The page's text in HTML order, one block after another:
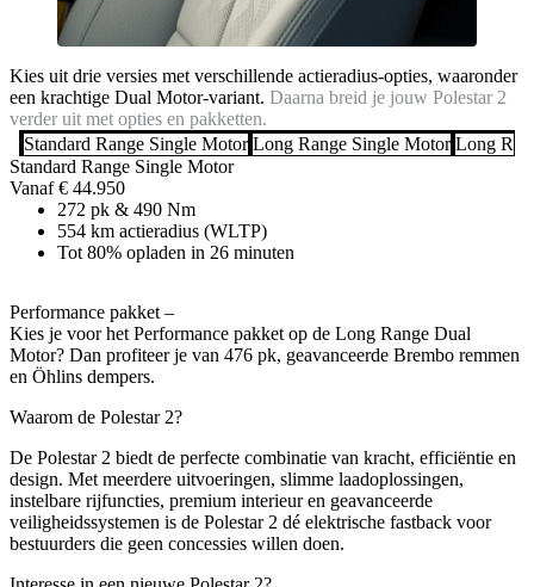
Kies uit drie versies met verschillende actieradius-opties, waaronder
een krachtige Dual Motor-variant. Daarna breid je jouw Polestar 2
verder uit met opties en pakketten.
Standard Range Single Motor Long Range Single Motor Long
Standard Range Single Motor
Vanaf € 44.950
272 pk & 490 Nm
554 km actieradius (WLTP)
Tot 80% opladen in 26 minuten
Performance pakket –
Kies je voor het Performance pakket op de Long Range Dual
Motor? Dan profiteer je van 476 pk, geavanceerde Brembo remmen
en Öhlins dempers.
Waarom de Polestar 2?
De Polestar 2 biedt de perfecte combinatie van kracht, efficiëntie en
design. Met meerdere uitvoeringen, slimme laadoplossingen,
instelbare rijfuncties, premium interieur en geavanceerde
veiligheidssystemen is de Polestar 2 dé elektrische fastback voor
bestuurders die geen concessies willen doen.